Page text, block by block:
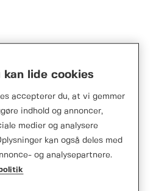
lide cookies
accepterer du, at vi gemmer
indhold og annoncer,
medier og analysere
kan også deles med
og analysepartnere.